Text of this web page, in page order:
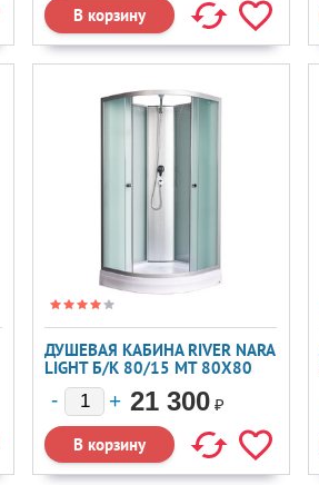
ДУШЕВАЯ КАБИНА RIVER NARA
LIGHT Б/К 80/15 МТ 80X80
21 300 ₽